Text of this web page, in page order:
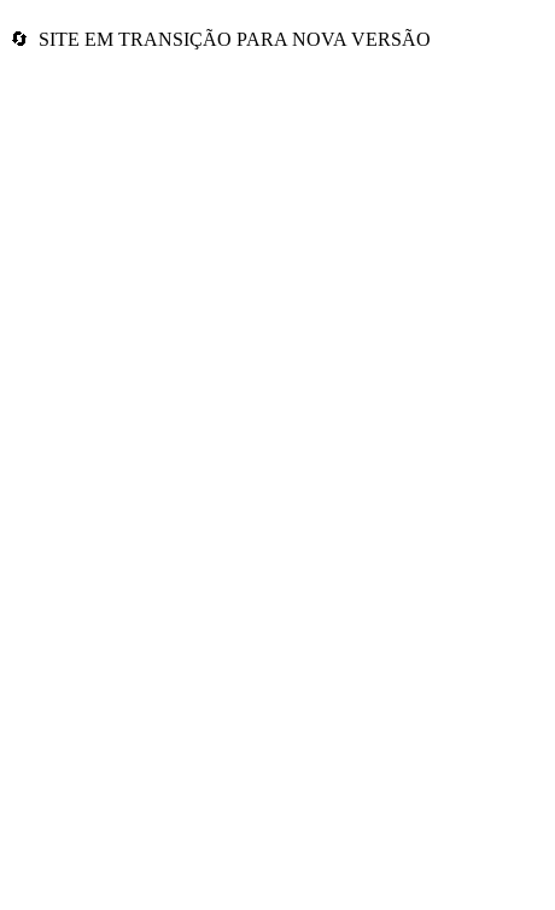
🔄 SITE EM TRANSIÇÃO PARA NOVA VERSÃO